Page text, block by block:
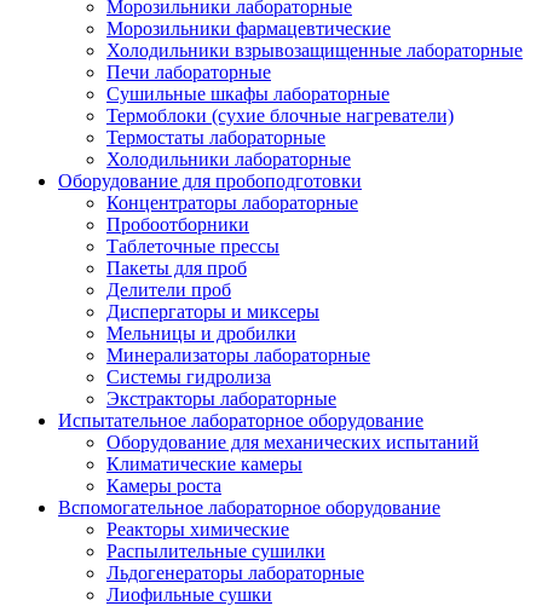
Морозильники лабораторные
Морозильники фармацевтические
Холодильники взрывозащищенные лабораторные
Печи лабораторные
Сушильные шкафы лабораторные
Термоблоки (сухие блочные нагреватели)
Термостаты лабораторные
Холодильники лабораторные
Оборудование для пробоподготовки
Концентраторы лабораторные
Пробоотборники
Таблеточные прессы
Пакеты для проб
Делители проб
Диспергаторы и миксеры
Мельницы и дробилки
Минерализаторы лабораторные
Системы гидролиза
Экстракторы лабораторные
Испытательное лабораторное оборудование
Оборудование для механических испытаний
Климатические камеры
Камеры роста
Вспомогательное лабораторное оборудование
Реакторы химические
Распылительные сушилки
Льдогенераторы лабораторные
Лиофильные сушки